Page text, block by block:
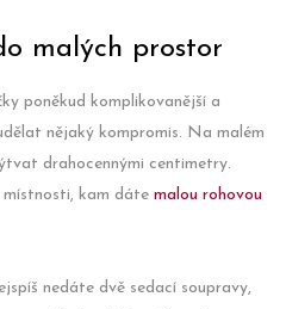
malých prostor
poněkud komplikovanější a
nějaký kompromis. Na malém
drahocennými centimetry.
kam dáte malou rohovou
nedáte dvě sedací soupravy,